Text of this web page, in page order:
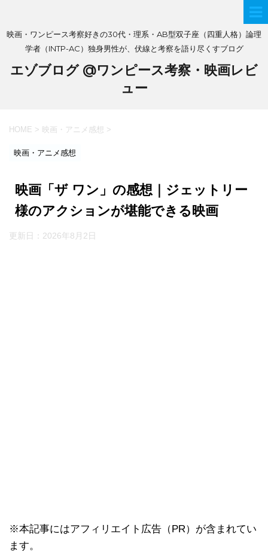
映画・ワンピース考察好きの30代・理系・AB型双子座（四重人格）論理
学者（INTP-AC）独身男性が、伏線と考察を語り尽くすブログ
エゾブログ @ワンピース考察・映画レビ
ュー
HOME > 映画・アニメ感想 >
映画・アニメ感想
映画「ザ ワン」の感想｜ジェットリー
様のアクションが堪能できる映画
更新日： 2026年8月2日
※本記事にはアフィリエイト広告（PR）が含まれてい
ます。